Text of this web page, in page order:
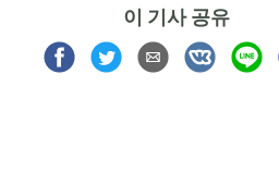
이 기사 공유